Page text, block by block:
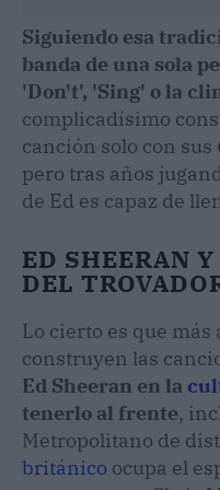
Siguiendo esa
banda de una sola
'Don't', 'Sing' o la
complicadísimo
canción solo con sus
pero tras años
de Ed es capaz de
ED SHEERAN
DEL
Lo cierto es que más
construyen las
Ed Sheeran en la
tenerlo al frente,
Metropolitano de
británico ocupa el